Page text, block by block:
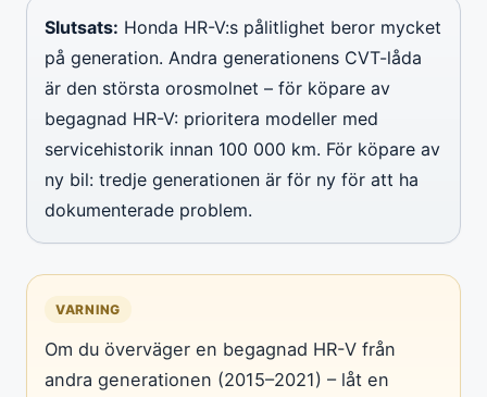
Slutsats: Honda HR-V:s pålitlighet beror mycket
på generation. Andra generationens CVT-låda
är den största orosmolnet – för köpare av
begagnad HR-V: prioritera modeller med
servicehistorik innan 100 000 km. För köpare av
ny bil: tredje generationen är för ny för att ha
dokumenterade problem.
VARNING
Om du överväger en begagnad HR-V från
andra generationen (2015–2021) – låt en